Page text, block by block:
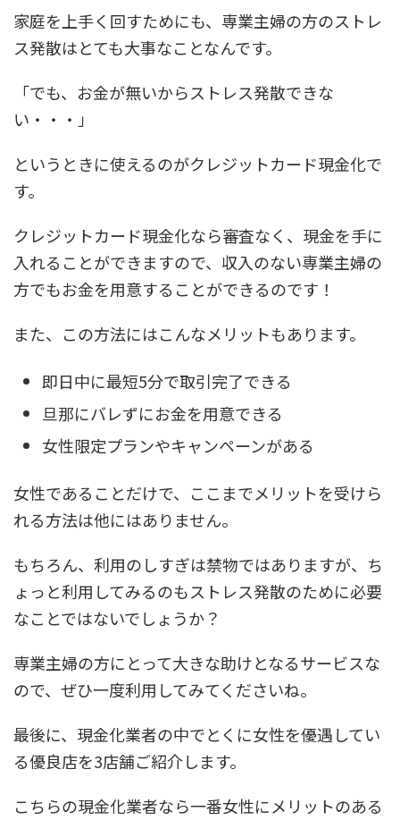
家庭を上手く回すためにも、専業主婦の方のストレ
ス発散はとても大事なことなんです。
「でも、お金が無いからストレス発散できな
い・・・」
というときに使えるのがクレジットカード現金化で
す。
クレジットカード現金化なら審査なく、現金を手に
入れることができますので、収入のない専業主婦の
方でもお金を用意することができるのです！
また、この方法にはこんなメリットもあります。
即日中に最短5分で取引完了できる
旦那にバレずにお金を用意できる
女性限定プランやキャンペーンがある
女性であることだけで、ここまでメリットを受けら
れる方法は他にはありません。
もちろん、利用のしすぎは禁物ではありますが、ち
ょっと利用してみるのもストレス発散のために必要
なことではないでしょうか？
専業主婦の方にとって大きな助けとなるサービスな
ので、ぜひ一度利用してみてくださいね。
最後に、現金化業者の中でとくに女性を優遇してい
る優良店を3店舗ご紹介します。
こちらの現金化業者なら一番女性にメリットのある